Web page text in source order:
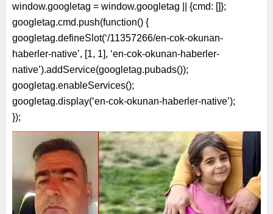
window.googletag = window.googletag || {cmd: []};
googletag.cmd.push(function() {
googletag.defineSlot(‘/11357266/en-cok-okunan-
haberler-native’, [1, 1], ‘en-cok-okunan-haberler-
native’).addService(googletag.pubads());
googletag.enableServices();
googletag.display(‘en-cok-okunan-haberler-native’);
});